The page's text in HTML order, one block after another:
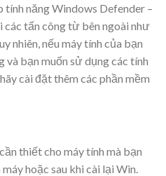
năng Windows Defender –
các tấn công từ bên ngoài như
nhiên, nếu máy tính của bạn
và bạn muốn sử dụng các tính
cài đặt thêm các phần mềm
thiết cho máy tính mà bạn
hoặc sau khi cài lại Win.